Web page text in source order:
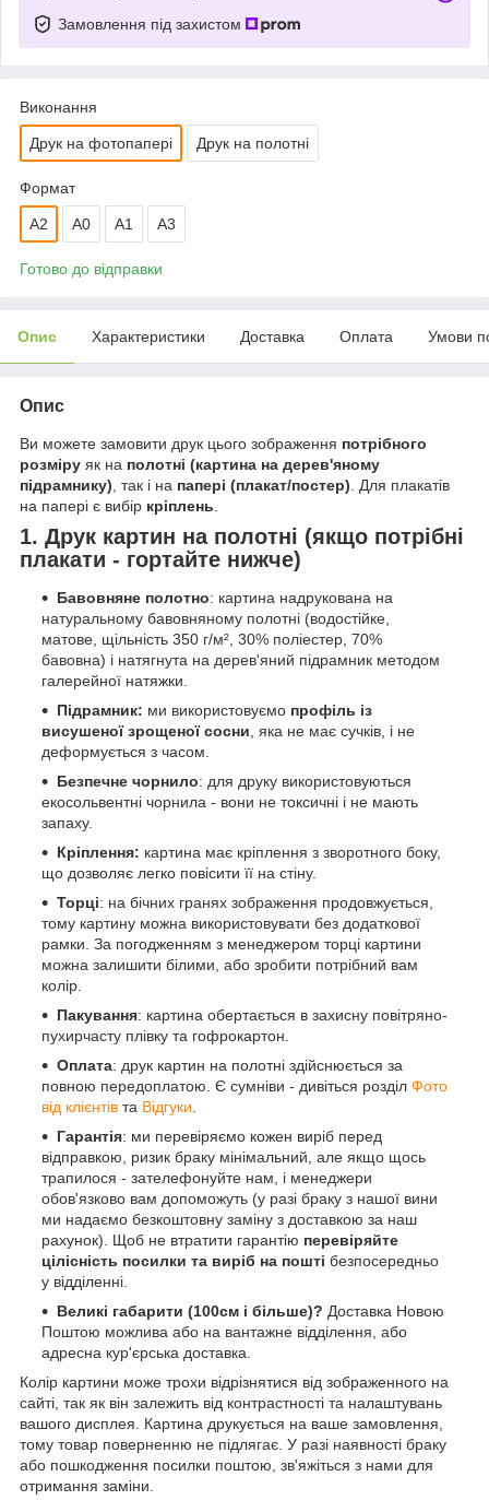
Замовлення під захистом
Виконання
Друк на фотопапері Друк на полотні
Формат
A2 A0 А1 A3
Готово до відправки
Опис Характеристики Доставка Оплата Умови
Опис
Ви можете замовити друк цього зображення потрібного
розміру як на полотні (картина на дерев'яному
підрамнику) , так і на папері (плакат/постер) . Для плакатів
на папері є вибір кріплень
1. Друк картин на полотні (якщо потрібні
плакати - гортайте нижче)
Бавовняне полотно: картина надрукована на
натуральному бавовняному полотні (водостійке,
матове, щільність 350 г/м², 30% поліестер, 70%
бавовна) і натягнута на дерев'яний підрамник методом
галерейної натяжки.
Підрамник: ми використовуємо профіль із
висушеної зрощеної сосни, яка не має сучків, і не
деформується з часом.
Безпечне чорнило: для друку використовуються
екосольвентні чорнила - вони не токсичні і не мають
запаху.
Кріплення: картина має кріплення з зворотного боку,
що дозволяє легко повісити її на стіну.
Торці: на бічних гранях зображення продовжується,
тому картину можна використовувати без додаткової
рамки. За погодженням з менеджером торці картини
можна залишити білими, або зробити потрібний вам
колір.
Пакування: картина обертається в захисну повітряно-
пухирчасту плівку та гофрокартон.
Оплата: друк картин на полотні здійснюється за
повною передоплатою. Є сумніви - дивіться розділ Фото
від клієнтів та Відгуки.
Гарантія: ми перевіряємо кожен виріб перед
відправкою, ризик браку мінімальний, але якщо щось
трапилося - зателефонуйте нам, і менеджери
обов'язково вам допоможуть (у разі браку з нашої вини
ми надаємо безкоштовну заміну з доставкою за наш
рахунок). Щоб не втратити гарантію перевіряйте
цілісність посилки та виріб на пошті безпосередньо
у відділенні.
Великі габарити (100см і більше)? Доставка Новою
Поштою можлива або на вантажне відділення, або
адресна кур'єрська доставка.
Колір картини може трохи відрізнятися від зображенного на
сайті, так як він залежить від контрастності та налаштувань
вашого дисплея. Картина друкується на ваше замовлення,
тому товар поверненню не підлягає. У разі наявності браку
або пошкодження посилки поштою, зв'яжіться з нами для
отримання заміни.